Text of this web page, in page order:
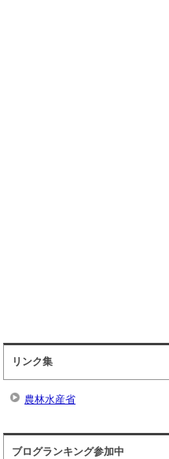
リンク集
農林水産省
ブログランキング参加中